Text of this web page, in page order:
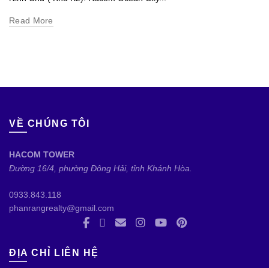
Read More
VỀ CHÚNG TÔI
HACOM TOWER
Đường 16/4, phường Đông Hải, tỉnh Khánh Hòa.
0933.843.118
phanrangrealty@gmail.com
ĐỊA CHỈ LIÊN HỆ